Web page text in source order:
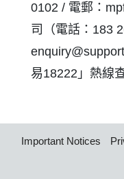
0102 / 電郵：
司（電話： 183
易18222 」熱線
Important Notices